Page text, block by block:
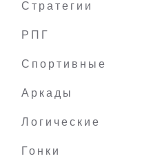
Стратегии
РПГ
Спортивные
Аркады
Логические
Гонки